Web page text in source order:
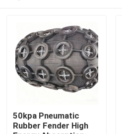
50kpa Pneumatic
Rubber Fender High